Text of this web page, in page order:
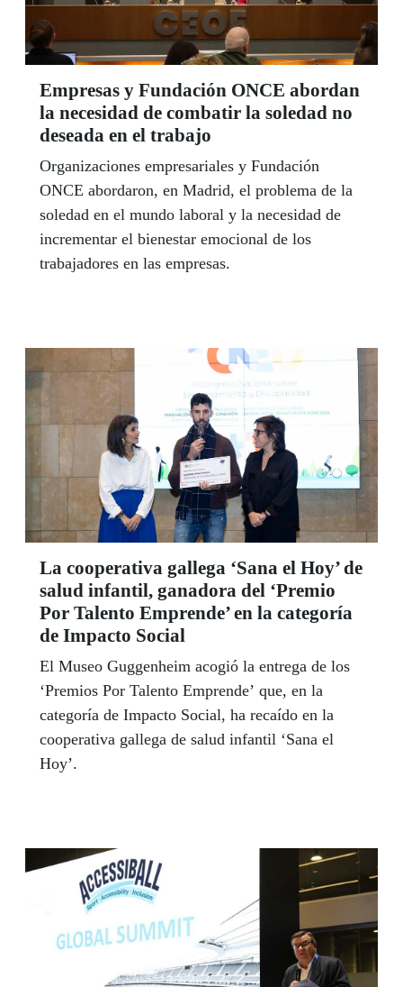
Empresas y Fundación ONCE abordan
la necesidad de combatir la soledad no
deseada en el trabajo
Organizaciones empresariales y Fundación
ONCE abordaron, en Madrid, el problema de la
soledad en el mundo laboral y la necesidad de
incrementar el bienestar emocional de los
trabajadores en las empresas.
La cooperativa gallega ‘Sana el Hoy’ de
salud infantil, ganadora del ‘Premio
Por Talento Emprende’ en la categoría
de Impacto Social
El Museo Guggenheim acogió la entrega de los
‘Premios Por Talento Emprende’ que, en la
categoría de Impacto Social, ha recaído en la
cooperativa gallega de salud infantil ‘Sana el
Hoy’.